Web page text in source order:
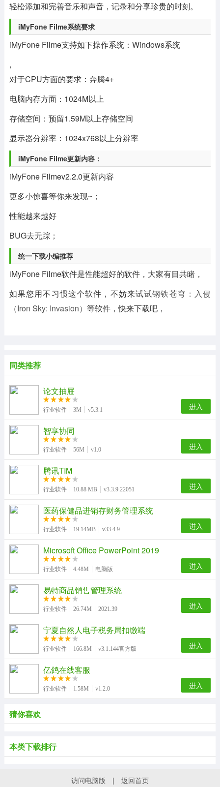
轻松添加和完善音乐和声音，记录和分享珍贵的时刻。
iMyFone Filme系统要求
iMyFone Filme支持如下操作系统：Windows系统
,
对于CPU方面的要求：奔腾4+
电脑内存方面：1024M以上
存储空间：预留1.59M以上存储空间
显示器分辨率：1024x768以上分辨率
iMyFone Filme更新内容：
iMyFone Filmev2.2.0更新内容
更多小惊喜等你来发现~；
性能越来越好
BUG去无踪；
统一下载小编推荐
iMyFone Filme软件是性能超好的软件，大家有目共睹，
如果您用不习惯这个软件，不妨来试试钢铁苍穹：入侵
（Iron Sky: Invasion） 等软件，快来下载吧，
同类推荐
论文抽屉
行业软件 3M v5.3.1 进入
智享协同
行业软件 56M v1.0 进入
腾讯TIM
行业软件 10.88 MB v3.3.9.22051 进入
医药保健品进销存财务管理系统
行业软件 19.14MB v33.4.9 进入
Microsoft Office PowerPoint 2019
行业软件 4.48M 电脑版 进入
易特商品销售管理系统
行业软件 26.74M 2021.39 进入
宁夏自然人电子税务局扣缴端
行业软件 166.8M v3.1.144官方版 进入
亿鸽在线客服
行业软件 1.58M v1.2.0 进入
猜你喜欢
本类下载排行
访问电脑版 | 返回首页